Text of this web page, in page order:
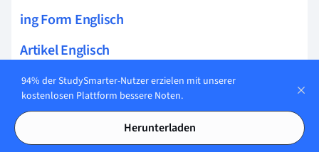
ing Form Englisch
Artikel Englisch
Personalpronomen Englisch
Fragen auf Englisch
can
94% der StudySmarter-Nutzer erzielen mit unserer
kostenlosen Plattform bessere Noten.
Herunterladen